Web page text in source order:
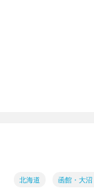
北海道 函館・大